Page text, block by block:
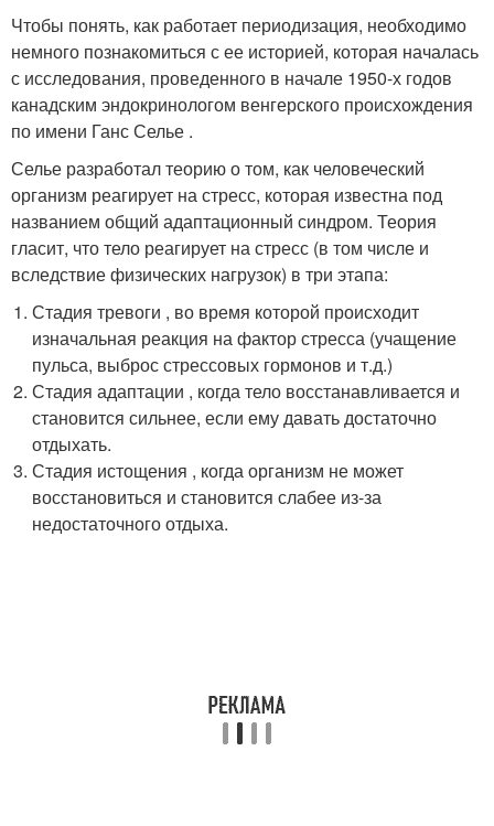
Чтобы понять, как работает периодизация, необходимо
немного познакомиться с ее историей, которая началась
с исследования, проведенного в начале 1950-х годов
канадским эндокринологом венгерского происхождения
по имени Ганс Селье .
Селье разработал теорию о том, как человеческий
организм реагирует на стресс, которая известна под
названием общий адаптационный синдром. Теория
гласит, что тело реагирует на стресс (в том числе и
вследствие физических нагрузок) в три этапа:
Стадия тревоги , во время которой происходит
изначальная реакция на фактор стресса (учащение
пульса, выброс стрессовых гормонов и т.д.)
Стадия адаптации , когда тело восстанавливается и
становится сильнее, если ему давать достаточно
отдыхать.
Стадия истощения , когда организм не может
восстановиться и становится слабее из-за
недостаточного отдыха.